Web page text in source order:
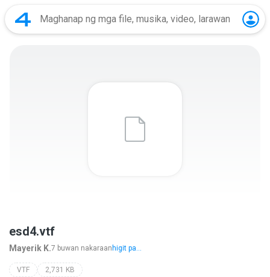
esd4.vtf
Mayerik K.7 buwan nakaraan higit pa...
VTF 2,731 KB